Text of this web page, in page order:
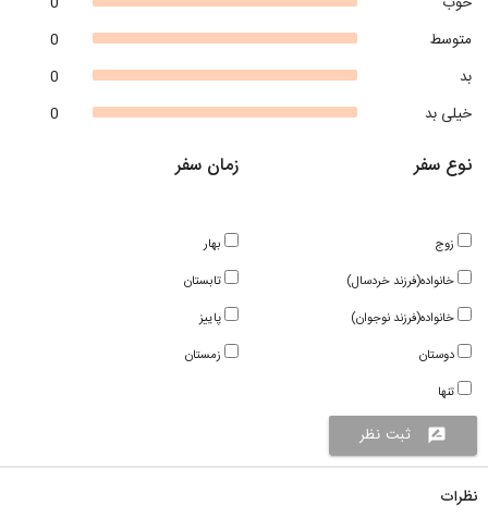
0
متوسط
0
بد
0
خیلی بد
زمان سفر
بهار
تابستان
پاییز
زمستان
نوع سفر
زوج
خانواده(فرزند خردسال)
خانواده(فرزند نوجوان)
دوستان
تنها
rate_review ثبت نظر
نظرات